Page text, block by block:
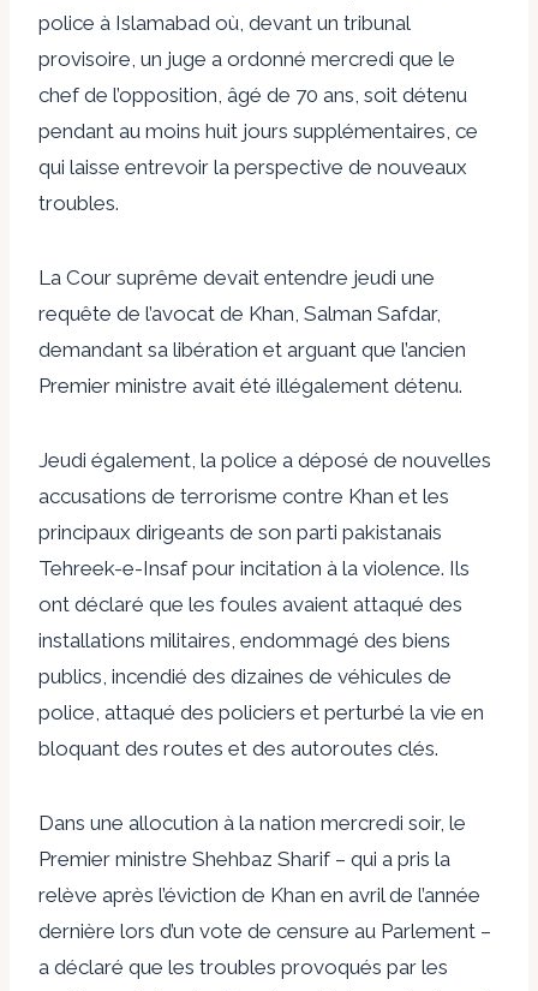
police à Islamabad où, devant un tribunal
provisoire, un juge a ordonné mercredi que le
chef de l’opposition, âgé de 70 ans, soit détenu
pendant au moins huit jours supplémentaires, ce
qui laisse entrevoir la perspective de nouveaux
troubles.
La Cour suprême devait entendre jeudi une
requête de l’avocat de Khan, Salman Safdar,
demandant sa libération et arguant que l’ancien
Premier ministre avait été illégalement détenu.
Jeudi également, la police a déposé de nouvelles
accusations de terrorisme contre Khan et les
principaux dirigeants de son parti pakistanais
Tehreek-e-Insaf pour incitation à la violence. Ils
ont déclaré que les foules avaient attaqué des
installations militaires, endommagé des biens
publics, incendié des dizaines de véhicules de
police, attaqué des policiers et perturbé la vie en
bloquant des routes et des autoroutes clés.
Dans une allocution à la nation mercredi soir, le
Premier ministre Shehbaz Sharif – qui a pris la
relève après l’éviction de Khan en avril de l’année
dernière lors d’un vote de censure au Parlement – ​​
a déclaré que les troubles provoqués par les